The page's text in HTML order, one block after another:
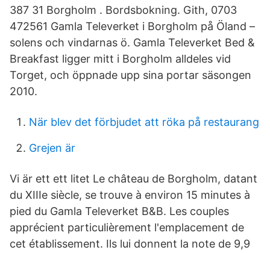
387 31 Borgholm . Bordsbokning. Gith, 0703
472561 Gamla Televerket i Borgholm på Öland –
solens och vindarnas ö. Gamla Televerket Bed &
Breakfast ligger mitt i Borgholm alldeles vid
Torget, och öppnade upp sina portar säsongen
2010.
När blev det förbjudet att röka på restaurang
Grejen är
Vi är ett ett litet Le château de Borgholm, datant
du XIIIe siècle, se trouve à environ 15 minutes à
pied du Gamla Televerket B&B. Les couples
apprécient particulièrement l'emplacement de
cet établissement. Ils lui donnent la note de 9,9